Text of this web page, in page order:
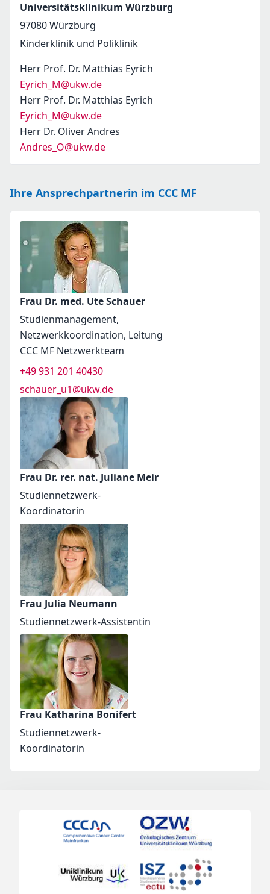
Universitätsklinikum Würzburg
97080Würzburg
Kinderklinik und Poliklinik
Herr Prof. Dr. Matthias Eyrich
Eyrich_M@ukw.de
Herr Prof. Dr. Matthias Eyrich
Eyrich_M@ukw.de
Herr Dr. Oliver Andres
Andres_O@ukw.de
Ihre Ansprechpartnerin im CCC MF
Frau Dr. med. Ute Schauer
Studienmanagement,
Netzwerkkoordination, Leitung
CCC MF Netzwerkteam
+49 931 201 40430
schauer_u1@ukw.de
Frau Dr. rer. nat. Juliane Meir
Studiennetzwerk-
Koordinatorin
Frau Julia Neumann
Studiennetzwerk-Assistentin
Frau Katharina Bonifert
Studiennetzwerk-
Koordinatorin